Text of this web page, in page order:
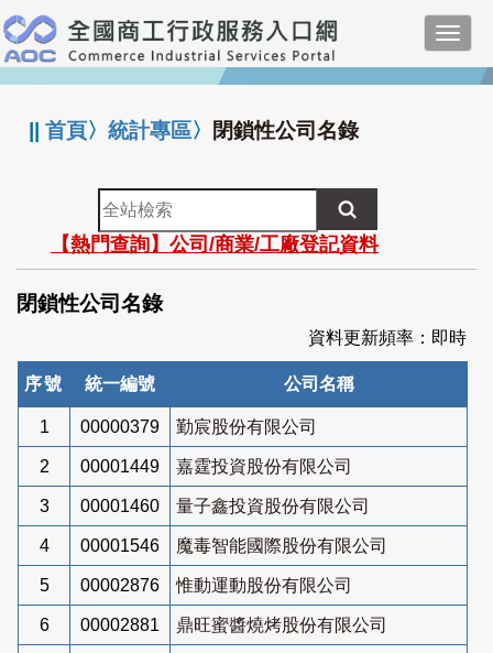
跳
到
主
要
:::
||首頁〉統計專區〉 閉鎖性公司名錄
全
站
檢
索
【熱門查詢】公司/商業/工廠登記資料
閉鎖性公司名錄
資料更新頻率：即時
序號 統一編號 公司名稱
1 00000379 勤宸股份有限公司
2 00001449 嘉霆投資股份有限公司
3 00001460 量子鑫投資股份有限公司
4 00001546 魔毒智能國際股份有限公司
5 00002876 惟動運動股份有限公司
6 00002881 鼎旺蜜醬燒烤股份有限公司